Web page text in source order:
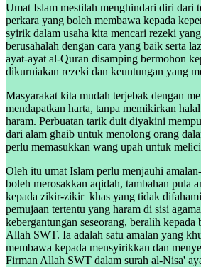
Umat Islam mestilah menghindari diri dari
perkara yang boleh membawa kepada
syirik dalam usaha kita mencari rezeki
berusahalah dengan cara yang baik serta
ayat-ayat al-Quran disamping bermohon
dikurniakan rezeki dan keuntungan yang
Masyarakat kita mudah terjebak dengan
mendapatkan harta, tanpa memikirkan
haram. Perbuatan tarik duit diyakini
dari alam ghaib untuk menolong orang
perlu memasukkan wang upah untuk
Oleh itu umat Islam perlu menjauhi
boleh merosakkan aqidah, tambahan pula
kepada zikir-zikir khas yang tidak
pemujaan tertentu yang haram di sisi
kebergantungan seseorang, beralih kepada
Allah SWT. Ia adalah satu amalan yang
membawa kepada mensyirikkan dan
Firman Allah SWT dalam surah al-Nisa'